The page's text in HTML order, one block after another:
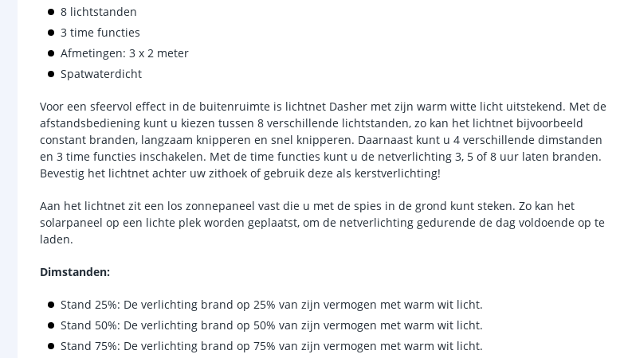
8 lichtstanden
3 time functies
Afmetingen: 3 x 2 meter
Spatwaterdicht
Voor een sfeervol effect in de buitenruimte is lichtnet Dasher met zijn warm witte licht uitstekend. Met de
afstandsbediening kunt u kiezen tussen 8 verschillende lichtstanden, zo kan het lichtnet bijvoorbeeld
constant branden, langzaam knipperen en snel knipperen. Daarnaast kunt u 4 verschillende dimstanden
en 3 time functies inschakelen. Met de time functies kunt u de netverlichting 3, 5 of 8 uur laten branden.
Bevestig het lichtnet achter uw zithoek of gebruik deze als kerstverlichting!
Aan het lichtnet zit een los zonnepaneel vast die u met de spies in de grond kunt steken. Zo kan het
solarpaneel op een lichte plek worden geplaatst, om de netverlichting gedurende de dag voldoende op te
laden.
Dimstanden:
Stand 25%: De verlichting brand op 25% van zijn vermogen met warm wit licht.
Stand 50%: De verlichting brand op 50% van zijn vermogen met warm wit licht.
Stand 75%: De verlichting brand op 75% van zijn vermogen met warm wit licht.